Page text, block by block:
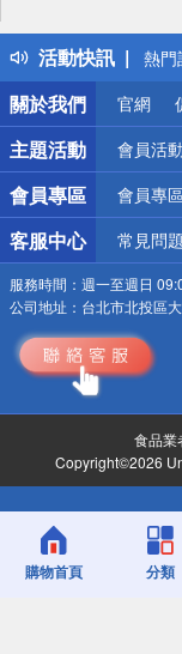
活動快訊
得獎
熱門
銀行
偏遠
詐騙
關於我們
官網
主題活動 會員活動
會員專區 會員專
客服中心 常見問題
服務時間： 週一至週日
公司地址： 台北市北投區
食品業
Copyright©2026
購物首頁 分類